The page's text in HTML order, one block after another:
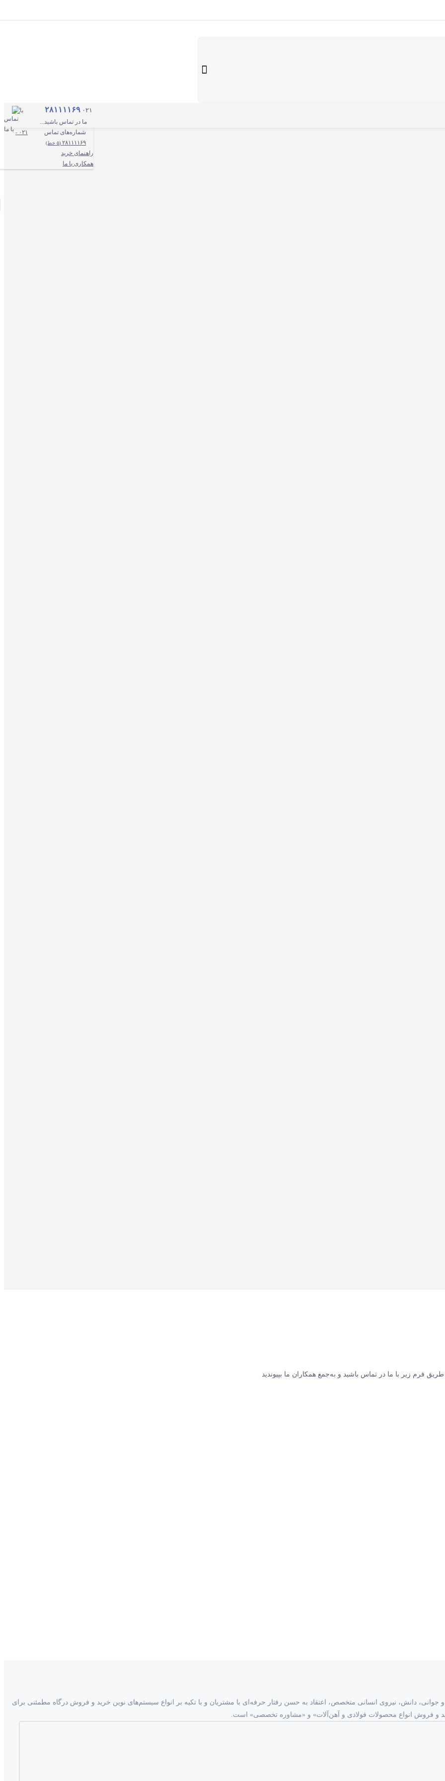
۰۲۱ ۲۸۱۱۱۱۶۹
با
ما در تماس باشید...
شماره‌های تماس
۰۲۱ -
۲۸۱۱۱۱۶۹ (۵ خط)
راهنمای خرید
همکاری با ما
فرم زیر با ما در تماس باشید و به‌جمع همکاران ما بپیوندید
ترکیب تجربه و جوانی، دانش، نیروی انسانی متخصص، اعتقاد به حسن رفتار حرفه‌ای با مشتریان و با تکیه بر انواع سیستم‌های نوین خرید و فروش درگاه مطمئنی برای
و فروش انواع محصولات فولادی و آهن‌آلات» و «مشاوره تخصصی» است.